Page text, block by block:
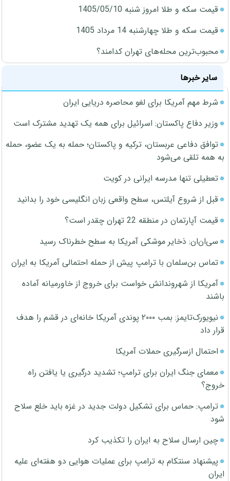
قیمت سکه و طلا امروز شنبه 1405/05/10
قیمت سکه و طلا چهارشنبه 14 مرداد 1405
محبوب‌ترین محله‌های تهران کدامند؟
سایر خبرها
شرط مهم آمریکا برای لغو محاصره دریایی ایران
وزیر دفاع پاکستان: اسرائیل برای همه یک تهدید مشترک است
توافق دفاعی عربستان، ترکیه و پاکستان؛ حمله به یک عضو، حمله
به همه تلقی می‌شود
تعطیلی تنها مدرسه ایرانی در کویت
قبل از شروع آیلتس، سطح واقعی زبان انگلیسی خود را بدانید
قیمت آپارتمان در منطقه 22 تهران چقدر است؟
سی‌ان‌ان: ذخایر موشکی آمریکا به سطح خطرناک رسید
تماس بن‌سلمان با ترامپ پیش از حمله احتمالی آمریکا به ایران
آمریکا از شهروندانش خواست برای خروج از خاورمیانه آماده
باشند
نیویورک‌تایمز: بمب ۲۰۰۰ پوندی آمریکا خانه‌ای در قشم را هدف
قرار داد
احتمال ازسرگیری حملات آمریکا
معمای جنگ ایران برای ترامپ؛ تشدید درگیری یا یافتن راه
خروج؟
ترامپ: حماس برای تشکیل دولت جدید در غزه باید خلع سلاح
شود
چین ارسال سلاح به ایران را تکذیب کرد
پیشنهاد سنتکام به ترامپ برای عملیات هوایی دو هفته‌ای علیه
ایران